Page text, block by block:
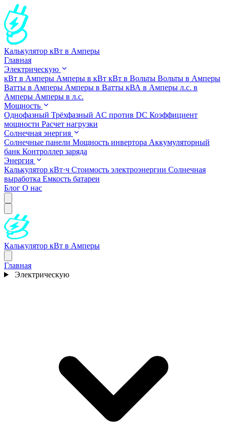
Калькулятор кВт в Амперы
Главная
Электрическую
кВт в Амперы Амперы в кВт кВт в Вольты Вольты в Амперы
Ватты в Амперы Амперы в Ватты кВА в Амперы л.с. в
Амперы Амперы в л.с.
Мощность
Однофазный Трёхфазный AC против DC Коэффициент
мощности Расчет нагрузки
Солнечная энергия
Солнечные панели Мощность инвертора Аккумуляторный
банк Контроллер заряда
Энергия
Калькулятор кВт·ч Стоимость электроэнергии Солнечная
выработка Емкость батареи
Блог О нас
Калькулятор кВт в Амперы
Главная
Электрическую